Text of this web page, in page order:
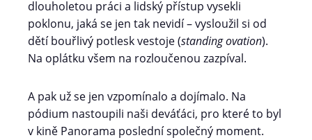
dlouholetou práci a lidský přístup vysekli
poklonu, jaká se jen tak nevidí – vysloužil si od
dětí bouřlivý potlesk vestoje (standing ovation).
Na oplátku všem na rozloučenou zazpíval.
A pak už se jen vzpomínalo a dojímalo. Na
pódium nastoupili naši deváťáci, pro které to byl
v kině Panorama poslední společný moment.